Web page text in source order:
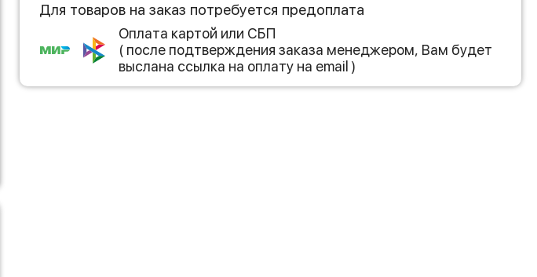
Для товаров на заказ потребуется предоплата
Оплата картой или СБП
( после подтверждения заказа менеджером, Вам будет
выслана ссылка на оплату на email )